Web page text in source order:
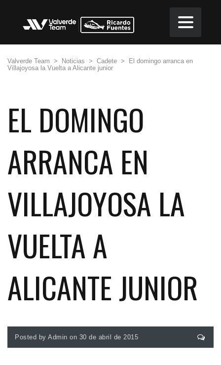
Valverde Team > Noticias > Cadete >
El domingo arranca en
Villajoyosa la Vuelta a Alicante junior
EL DOMINGO
ARRANCA EN
VILLAJOYOSA LA
VUELTA A
ALICANTE JUNIOR
Posted by Admin on 30 de abril de 2015